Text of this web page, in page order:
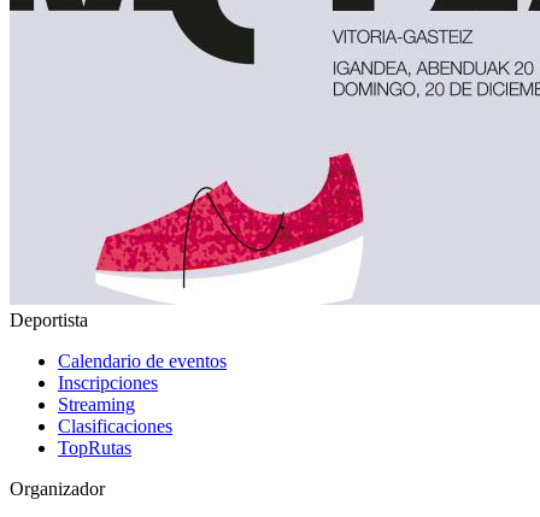
Deportista
Calendario de eventos
Inscripciones
Streaming
Clasificaciones
TopRutas
Organizador